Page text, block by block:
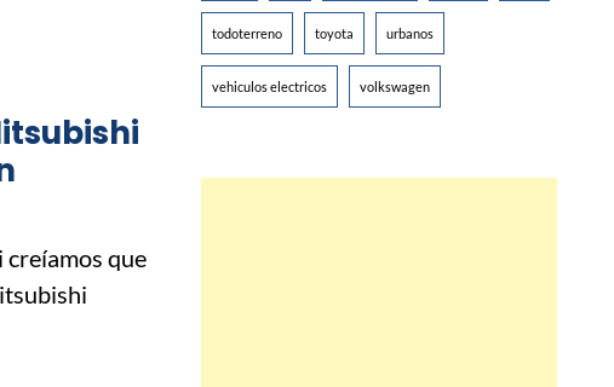
creíamos que
todoterreno toyota urbanos
vehiculos electricos volkswagen